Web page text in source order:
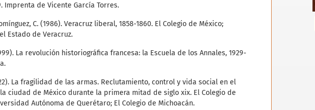
Imprenta de Vicente García Torres.
C. (1986). Veracruz liberal, 1858-1860. El Colegio de México;
Estado de Veracruz.
La revolución historiográfica francesa: la Escuela de los Annales, 1929-
La fragilidad de las armas. Reclutamiento, control y vida social en el
ciudad de México durante la primera mitad de siglo xix. El Colegio de
Autónoma de Querétaro; El Colegio de Michoacán.